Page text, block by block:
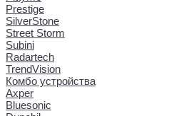
Prestige
SilverStone
Street Storm
Subini
Radartech
TrendVision
Комбо устройства
Axper
Bluesonic